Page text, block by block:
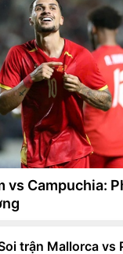
vs Campuchia:
trận Mallorca vs